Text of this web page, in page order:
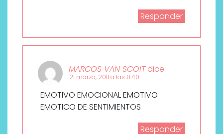
Responder
MARCOS VAN SCOIT dice:
21 marzo, 2011 a las 0:40
EMOTIVO EMOCIONAL EMOTIVO
EMOTICO DE SENTIMIENTOS
Responder